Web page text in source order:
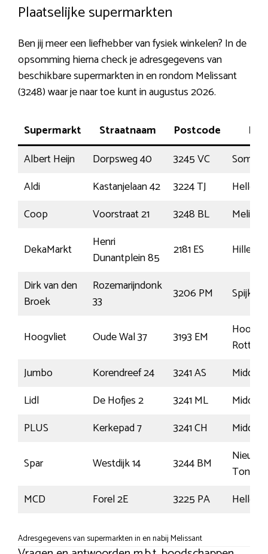
Plaatselijke supermarkten
Ben jij meer een liefhebber van fysiek winkelen? In de
opsomming hierna check je adresgegevens van
beschikbare supermarkten in en rondom Melissant
(3248) waar je naar toe kunt in augustus 2026.
Supermarkt Straatnaam Postcode
Albert Heijn
Dorpsweg 40 3245 VC
Aldi
Kastanjelaan 42 3224 TJ
Coop
Voorstraat 21 3248 BL
DekaMarkt
Henri
Dunantplein 85
2181 ES
Dirk van den
Broek
Rozemarijndonk
33
3206 PM
Hoogvliet Oude Wal 37 3193 EM
Jumbo
Korendreef 24 3241 AS
Lidl
De Hofjes 2 3241 ML
PLUS
Kerkepad 7 3241 CH
Spar
Westdijk 14 3244 BM
Nieuwe-
Tonge
MCD
Forel 2E 3225 PA
Adresgegevens van supermarkten in en nabij Melissant